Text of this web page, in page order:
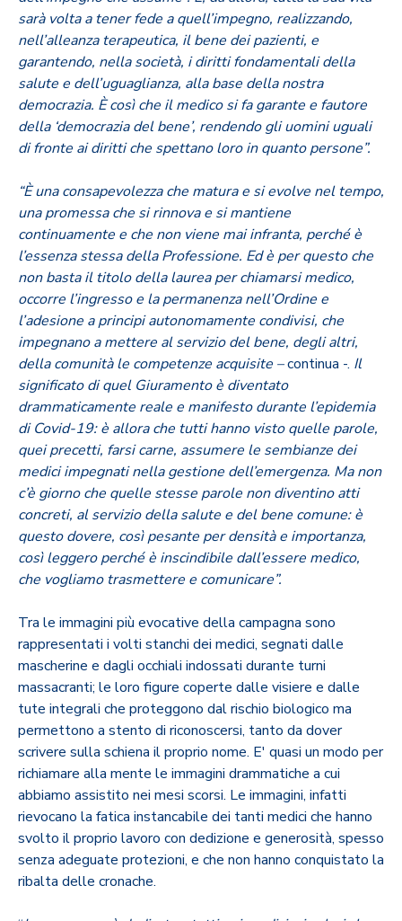
sarà volta a tener fede a quell’impegno, realizzando,
nell’alleanza terapeutica, il bene dei pazienti, e
garantendo, nella società, i diritti fondamentali della
salute e dell’uguaglianza, alla base della nostra
democrazia. È così che il medico si fa garante e fautore
della ‘democrazia del bene’, rendendo gli uomini uguali
di fronte ai diritti che spettano loro in quanto persone”.
“È una consapevolezza che matura e si evolve nel tempo,
una promessa che si rinnova e si mantiene
continuamente e che non viene mai infranta, perché è
l’essenza stessa della Professione. Ed è per questo che
non basta il titolo della laurea per chiamarsi medico,
occorre l’ingresso e la permanenza nell’Ordine e
l’adesione a principi autonomamente condivisi, che
impegnano a mettere al servizio del bene, degli altri,
della comunità le competenze acquisite –continua -. Il
significato di quel Giuramento è diventato
drammaticamente reale e manifesto durante l’epidemia
di Covid-19: è allora che tutti hanno visto quelle parole,
quei precetti, farsi carne, assumere le sembianze dei
medici impegnati nella gestione dell’emergenza. Ma non
c’è giorno che quelle stesse parole non diventino atti
concreti, al servizio della salute e del bene comune: è
questo dovere, così pesante per densità e importanza,
così leggero perché è inscindibile dall’essere medico,
che vogliamo trasmettere e comunicare”.
Tra le immagini più evocative della campagna sono
rappresentati i volti stanchi dei medici, segnati dalle
mascherine e dagli occhiali indossati durante turni
massacranti; le loro figure coperte dalle visiere e dalle
tute integrali che proteggono dal rischio biologico ma
permettono a stento di riconoscersi, tanto da dover
scrivere sulla schiena il proprio nome. E' quasi un modo per
richiamare alla mente le immagini drammatiche a cui
abbiamo assistito nei mesi scorsi. Le immagini, infatti
rievocano la fatica instancabile dei tanti medici che hanno
svolto il proprio lavoro con dedizione e generosità, spesso
senza adeguate protezioni, e che non hanno conquistato la
ribalta delle cronache.